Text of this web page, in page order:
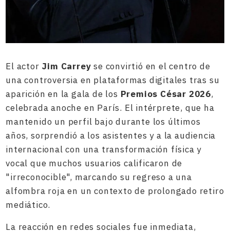
El actor Jim Carrey se convirtió en el centro de
una controversia en plataformas digitales tras su
aparición en la gala de los Premios César 2026,
celebrada anoche en París. El intérprete, que ha
mantenido un perfil bajo durante los últimos
años, sorprendió a los asistentes y a la audiencia
internacional con una transformación física y
vocal que muchos usuarios calificaron de
"irreconocible", marcando su regreso a una
alfombra roja en un contexto de prolongado retiro
mediático.
La reacción en redes sociales fue inmediata,